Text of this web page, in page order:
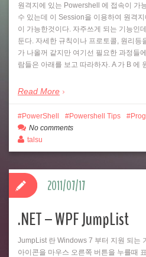
원격지에 있는 Powershell 에 접속이 가
수 있는데 이 Session을 이용하여 원격
이 가능한것이다. 자주쓰게 되는 기능인
둔다. 자세한 규칙이나 프로토콜, 원리등
가 나올꺼 같지만 여기선 필요한 과정들
람들은 아래를 보고 따라하자. A 가 B 에
Read More
PowerShell Powershell Tips
No comments
talsu
.NET – WPF JumpList
JumpList 란 Windows 7 부터 지원 되는
아이콘을 마우스 오른쪽 버튼을 누를때
2011/07/17